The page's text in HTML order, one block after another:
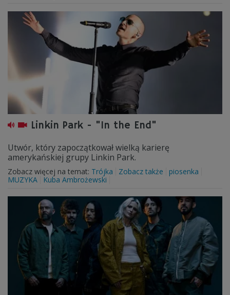
Linkin Park - "In the End"
Utwór, który zapoczątkował wielką karierę
amerykańskiej grupy Linkin Park.
Zobacz więcej na temat: Trójka Zobacz także
piosenka
MUZYKA
Kuba Ambrożewski